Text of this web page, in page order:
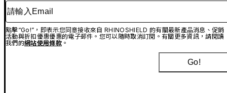
請輸入Email
點擊“Go!”，即表示您同意接收來自 RHINOSHIELD 的有關最新產品消息、促銷
活動與折扣優惠優惠的電子郵件。您可以隨時取消訂閱。有關更多資訊，請閱讀
我們的網站使用條款。
Go!